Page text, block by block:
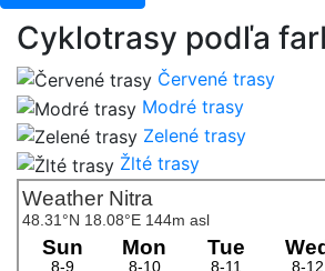
Cyklotrasy podľa
Červené trasy
Modré trasy
Zelené trasy
Žlté trasy